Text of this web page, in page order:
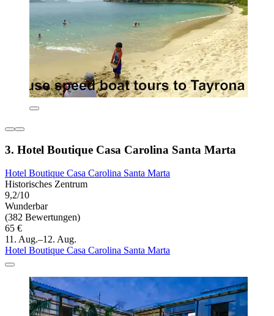
3. Hotel Boutique Casa Carolina Santa Marta
Hotel Boutique Casa Carolina Santa Marta
Historisches Zentrum
9,2/10
Wunderbar
(382 Bewertungen)
65 €
11. Aug.–12. Aug.
Hotel Boutique Casa Carolina Santa Marta